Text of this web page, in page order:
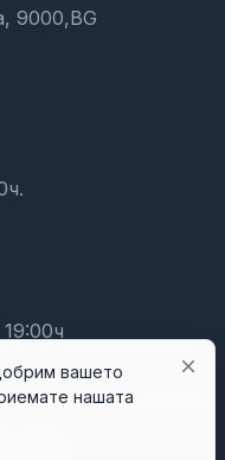
9000,BG
close
вашето
нашата